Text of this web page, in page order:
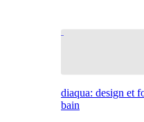
diaqua: design et
bain